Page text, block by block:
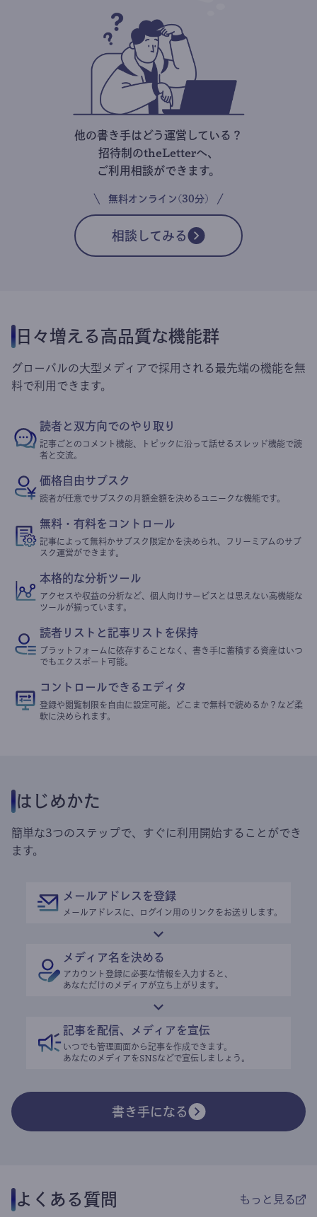
他の書き手はどう運営している？
招待制のtheLetterへ、
ご利用相談ができます。
無料オンライン(30分)
相談してみる
日々増える高品質な機能群
グローバルの大型メディアで採用される最先端の機能を無
料で利用できます。
読者と双方向でのやり取り
記事ごとのコメント機能、トピックに沿って話せるスレッド機能で読
者と交流。
価格自由サブスク
読者が任意でサブスクの月額金額を決めるユニークな機能です。
無料・有料をコントロール
記事によって無料かサブスク限定かを決められ、フリーミアムのサブ
スク運営ができます。
本格的な分析ツール
アクセスや収益の分析など、個人向けサービスとは思えない高機能な
ツールが揃っています。
読者リストと記事リストを保持
プラットフォームに依存することなく、書き手に蓄積する資産はいつ
でもエクスポート可能。
コントロールできるエディタ
登録や閲覧制限を自由に設定可能。どこまで無料で読めるか？など柔
軟に決められます。
はじめかた
簡単な3つのステップで、すぐに利用開始することができ
ます。
メールアドレスを登録
メールアドレスに、ログイン用のリンクをお送りします。
メディア名を決める
アカウント登録に必要な情報を入力すると、
あなただけのメディアが立ち上がります。
記事を配信、メディアを宣伝
いつでも管理画面から記事を作成できます。
あなたのメディアをSNSなどで宣伝しましょう。
書き手になる
よくある質問 もっと見る